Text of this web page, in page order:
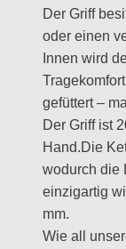
Der Griff
oder einen
Innen wird
gefüttert –
Der Griff ist
Hand.Die
wodurch die
einzigartig
mm.
Wie all